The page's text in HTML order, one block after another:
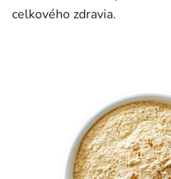
celkového zdravia.